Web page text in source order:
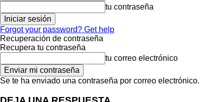
tu contraseña
Forgot your password? Get help
Recuperación de contraseña
Recupera tu contraseña
tu correo electrónico
Se te ha enviado una contraseña por correo electrónico.